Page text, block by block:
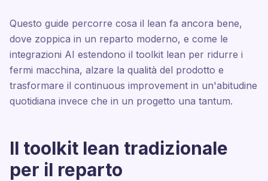
Questo guide percorre cosa il lean fa ancora bene,
dove zoppica in un reparto moderno, e come le
integrazioni AI estendono il toolkit lean per ridurre i
fermi macchina, alzare la qualità del prodotto e
trasformare il continuous improvement in un'abitudine
quotidiana invece che in un progetto una tantum.
Il toolkit lean tradizionale
per il reparto